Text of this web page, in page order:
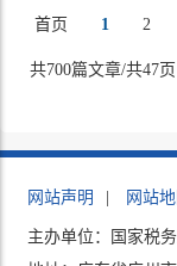
首页 1 2
共700篇文章/共47页
网站声明 网站
主办单位：国家税